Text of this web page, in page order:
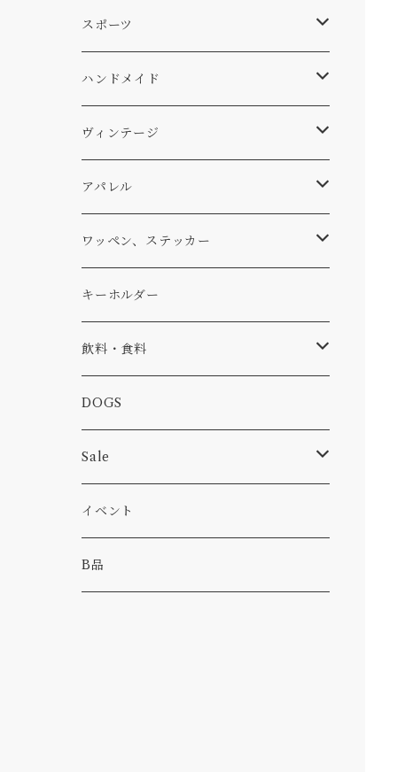
ステッカー
バッグ
パンツ
パーカー・トレーナー
アウター
コラボ
食品
スキー
DOGS
WEAR
Four My Self
Ten
アメリカ軍払い下げ
...mura
マット、シート
エアフレッシュナー
小物
ヘルメット
ファニチャー
キッチン
スリーピング
小物
コーヒー
焚き火
スポーツ
サーフ
スキー
ハンドメイド
ステッカー
ワッペン
小物
ヴィンテージ
ワッペン
ステッカー
小物
バイク
カー
アパレル
Tシャツ
キャップ、ニット
バッグ
小物
パンツ
パーカー・トレーナー
ワッペン、ステッカー
ワッペン
ステッカー
ピン
キーホルダー
飲料・食料
コーヒー
食べ物
DOGS
Sale
カー
キャンプ
イベント
B品